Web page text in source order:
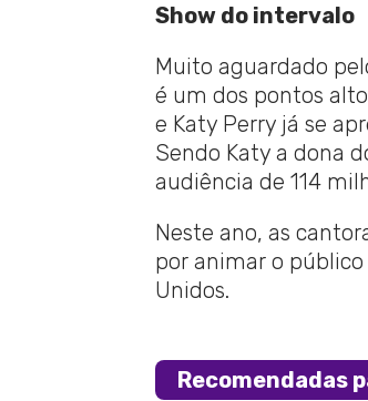
Show do intervalo
Muito aguardado
é um dos pontos
e Katy Perry já se
Sendo Katy a dona
audiência de 114
Neste ano, as
por animar o
Unidos.
Recomendadas